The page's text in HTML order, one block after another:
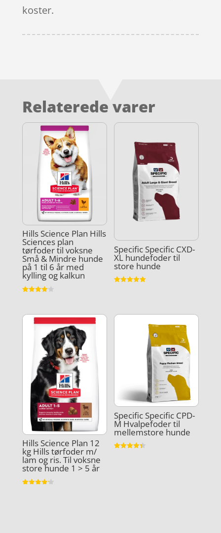
koster.
Relaterede varer
Hills Science Plan Hills
Sciences plan
tørfoder til voksne
Små & Mindre hunde
på 1 til 6 år med
kylling og kalkun
Specific Specific CXD-
XL hundefoder til
store hunde
Hills Science Plan 12
kg Hills tørfoder m/
lam og ris. Til voksne
store hunde 1 > 5 år
Specific Specific CPD-
M Hvalpefoder til
mellemstore hunde